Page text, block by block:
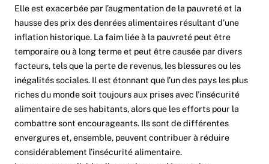
Elle est exacerbée par l’augmentation de la pauvreté et la
hausse des prix des denrées alimentaires résultant d’une
inflation historique. La faim liée à la pauvreté peut être
temporaire ou à long terme et peut être causée par divers
facteurs, tels que la perte de revenus, les blessures ou les
inégalités sociales. Il est étonnant que l’un des pays les plus
riches du monde soit toujours aux prises avec l’insécurité
alimentaire de ses habitants, alors que les efforts pour la
combattre sont encourageants. Ils sont de différentes
envergures et, ensemble, peuvent contribuer à réduire
considérablement l’insécurité alimentaire.